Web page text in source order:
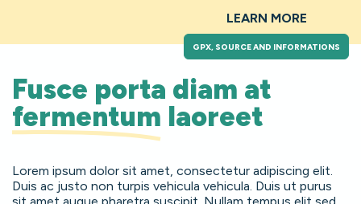
LEARN MORE
GPX, SOURCE AND INFORMATIONS
Fusce porta diam at
fermentum laoreet
Lorem ipsum dolor sit amet, consectetur adipiscing elit.
Duis ac justo non turpis vehicula vehicula. Duis ut purus